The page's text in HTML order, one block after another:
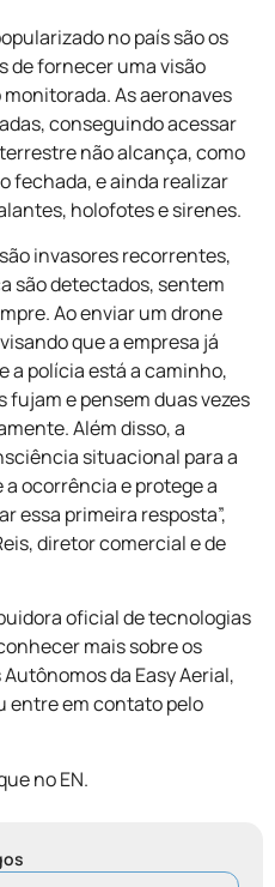
no país são os
de fornecer uma visão
As aeronaves
conseguindo acessar
não alcança, como
fechada, e ainda realizar
holofotes e sirenes.
invasores recorrentes,
são detectados, sentem
Ao enviar um drone
que a empresa já
a polícia está a caminho,
fujam e pensem duas vezes
Além disso, a
situacional para a
ocorrência e protege a
essa primeira resposta”,
diretor comercial e de
oficial de tecnologias
mais sobre os
da Easy Aerial,
entre em contato pelo
no EN.